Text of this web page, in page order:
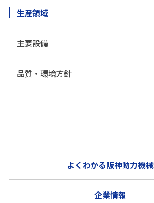
生産領域
主要設備
品質・環境方針
よくわかる阪神動力機械
企業情報